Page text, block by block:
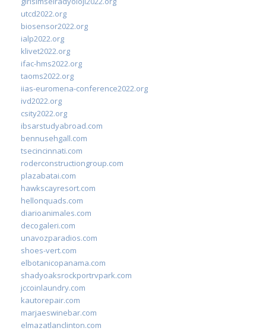
utcd2022.org
biosensor2022.org
ialp2022.org
klivet2022.org
ifac-hms2022.org
taoms2022.org
iias-euromena-conference2022.org
ivd2022.org
csity2022.org
ibsarstudyabroad.com
bennusehgall.com
tsecincinnati.com
roderconstructiongroup.com
plazabatai.com
hawkscayresort.com
hellonquads.com
diarioanimales.com
decogaleri.com
unavozparadios.com
shoes-vert.com
elbotanicopanama.com
shadyoaksrockportrvpark.com
jccoinlaundry.com
kautorepair.com
marjaeswinebar.com
elmazatlanclinton.com